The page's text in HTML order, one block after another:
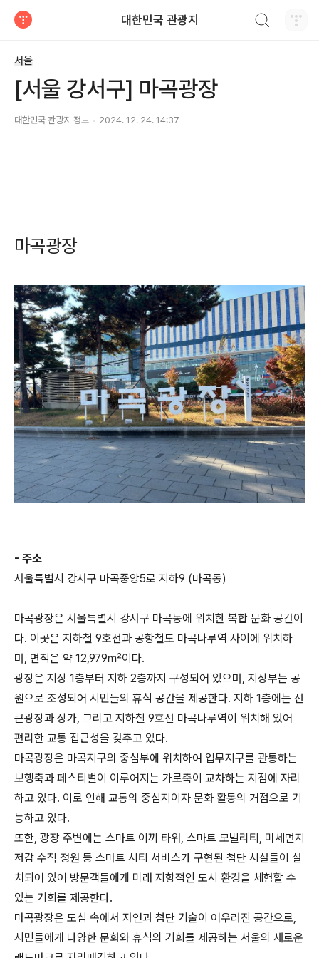
대한민국 관광지
서울
[서울 강서구] 마곡광장
대한민국 관광지 정보 2024. 12. 24. 14:37
마곡광장
- 주소
서울특별시 강서구 마곡중앙5로 지하9 (마곡동)
마곡광장은 서울특별시 강서구 마곡동에 위치한 복합 문화 공간이
다. 이곳은 지하철 9호선과 공항철도 마곡나루역 사이에 위치하
며, 면적은 약 12,979㎡이다.
광장은 지상 1층부터 지하 2층까지 구성되어 있으며, 지상부는 공
원으로 조성되어 시민들의 휴식 공간을 제공한다. 지하 1층에는 선
큰광장과 상가, 그리고 지하철 9호선 마곡나루역이 위치해 있어
편리한 교통 접근성을 갖추고 있다.
마곡광장은 마곡지구의 중심부에 위치하여 업무지구를 관통하는
보행축과 페스티벌이 이루어지는 가로축이 교차하는 지점에 자리
하고 있다. 이로 인해 교통의 중심지이자 문화 활동의 거점으로 기
능하고 있다.
또한, 광장 주변에는 스마트 이끼 타워, 스마트 모빌리티, 미세먼지
저감 수직 정원 등 스마트 시티 서비스가 구현된 첨단 시설들이 설
치되어 있어 방문객들에게 미래 지향적인 도시 환경을 체험할 수
있는 기회를 제공한다.
마곡광장은 도심 속에서 자연과 첨단 기술이 어우러진 공간으로,
시민들에게 다양한 문화와 휴식의 기회를 제공하는 서울의 새로운